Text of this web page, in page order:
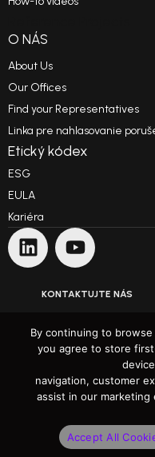
O NÁS
About Us
Our Offices
Find your Representatives
Linka pre nahlasovanie
Etický kódex
ESG
EULA
Kariéra
KONTAKTUJTE NÁS
ZÁSADY
Autorské práva 1991 – 2025 ARH
By continuing to browse
you agree to store
navigation, customer
assist in our marketing
Accept All